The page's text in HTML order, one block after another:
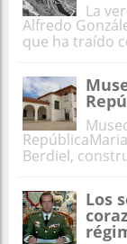
La
Alfredo
que ha traído
Berdiel,
Los